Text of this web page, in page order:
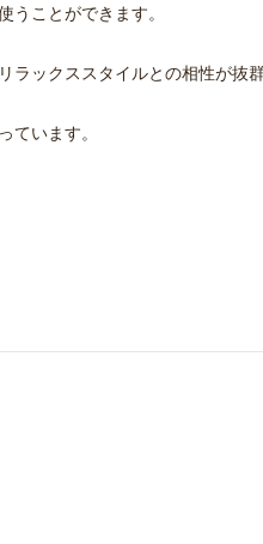
うことができます。
ラックススタイルとの相性が抜
ています。